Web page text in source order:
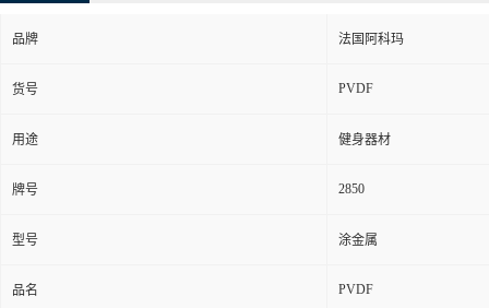
货号 PVDF
用途 健身器材
牌号 2850
型号 涂金属
品名 PVDF
外形尺寸 粉末